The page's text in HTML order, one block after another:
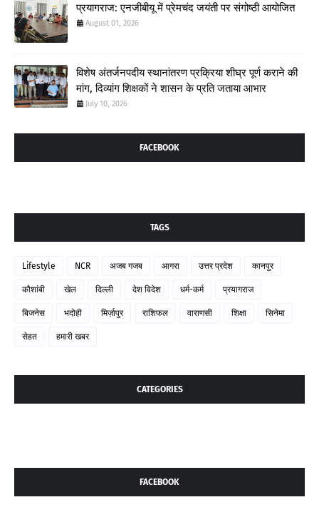
प्रयागराज: एनजीबीयू में प्रेमचंद जयंती पर संगोष्ठी आयोजित
August 01, 2026
विशेष अंतर्जनपदीय स्थानांतरण प्रक्रिया शीघ्र पूर्ण कराने की
मांग, दिव्यांग शिक्षकों ने शासन के प्रति जताया आभार
July 10, 2026
FACEBOOK
TAGS
Lifestyle NCR अजब गजब आगरा उत्तर प्रदेश कानपुर
कौशांबी खेल दिल्ली देश विदेश धर्म-कर्म प्रयागराज
बिजनेस भदोही मिर्ज़ापुर राशिफल वाराणसी शिक्षा सिनेमा
सेहत हमारी खबर
CATEGORIES
FACEBOOK